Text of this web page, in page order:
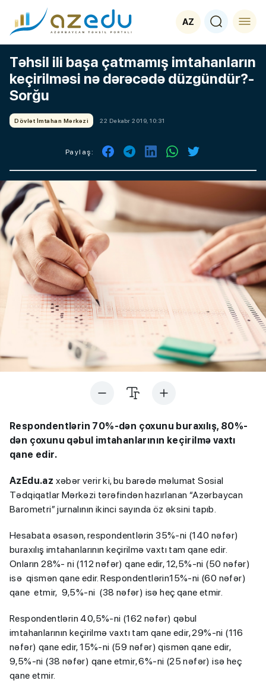
AZ
Təhsil ili başa çatmamış imtahanların
keçirilməsi nə dərəcədə düzgündür?-
Sorğu
Dövlət İmtahan Mərkəzi 22 Dekabr 2019, 10:31
Paylaş:
Respondentlərin 70%-dən çoxunu buraxılış, 80%-
dən çoxunu qəbul imtahanlarının keçirilmə vaxtı
qane edir.
AzEdu.az xəbər verir ki, bu barədə məlumat Sosial
Tədqiqatlar Mərkəzi tərəfindən hazırlanan “Azərbaycan
Barometri” jurnalının ikinci sayında öz əksini tapıb.
Hesabata əsasən, respondentlərin 35%-ni (140 nəfər)
buraxılış imtahanlarının keçirilmə vaxtı tam qane edir.
Onların 28%- ni (112 nəfər) qane edir, 12,5%-ni (50 nəfər)
isə qismən qane edir. Respondentlərin15%-ni (60 nəfər)
qane etmir, 9,5%-ni (38 nəfər) isə heç qane etmir.
Respondentlərin 40,5%-ni (162 nəfər) qəbul
imtahanlarının keçirilmə vaxtı tam qane edir, 29%-ni (116
nəfər) qane edir, 15%-ni (59 nəfər) qismən qane edir,
9,5%-ni (38 nəfər) qane etmir, 6%-ni (25 nəfər) isə heç
qane etmir.